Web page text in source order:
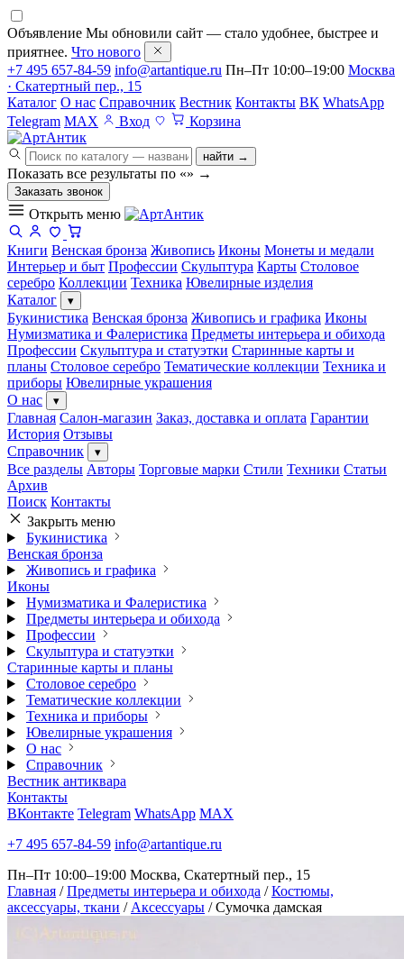
Объявление Мы обновили сайт — стало удобнее, быстрее и
приятнее. Что нового
+7 495 657-84-59 info@artantique.ru Пн–Пт 10:00–19:00 Москва
· Скатертный пер., 15
Каталог О нас Справочник Вестник Контакты ВК WhatsApp
Telegram MAX Вход Корзина
найти →
Показать все результаты по «» →
Заказать звонок
Открыть меню
Книги Венская бронза Живопись Иконы Монеты и медали
Интерьер и быт Профессии Скульптура Карты Столовое
серебро Коллекции Техника Ювелирные изделия
Каталог
▾
Букинистика Венская бронза Живопись и графика Иконы
Нумизматика и Фалеристика Предметы интерьера и обихода
Профессии Скульптура и статуэтки Старинные карты и
планы Столовое серебро Тематические коллекции Техника и
приборы Ювелирные украшения
О нас
▾
Главная Салон-магазин Заказ, доставка и оплата Гарантии
История Отзывы
Справочник
▾
Все разделы Авторы Торговые марки Стили Техники Статьи
Архив
Поиск Контакты
Закрыть меню
Букинистика
Венская бронза
Живопись и графика
Иконы
Нумизматика и Фалеристика
Предметы интерьера и обихода
Профессии
Скульптура и статуэтки
Старинные карты и планы
Столовое серебро
Тематические коллекции
Техника и приборы
Ювелирные украшения
О нас
Справочник
Вестник антиквара
Контакты
ВКонтакте Telegram WhatsApp MAX
+7 495 657-84-59 info@artantique.ru
Пн–Пт 10:00–19:00 Москва, Скатертный пер., 15
Главная / Предметы интерьера и обихода / Костюмы,
аксессуары, ткани / Аксессуары / Сумочка дамская